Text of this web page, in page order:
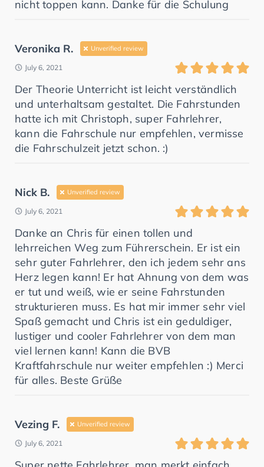
nicht toppen kann. Danke für die Schulung
Veronika R. Unverified review
July 6, 2021
Der Theorie Unterricht ist leicht verständlich
und unterhaltsam gestaltet. Die Fahrstunden
hatte ich mit Christoph, super Fahrlehrer,
kann die Fahrschule nur empfehlen, vermisse
die Fahrschulzeit jetzt schon. :)
Nick B. Unverified review
July 6, 2021
Danke an Chris für einen tollen und
lehrreichen Weg zum Führerschein. Er ist ein
sehr guter Fahrlehrer, den ich jedem sehr ans
Herz legen kann! Er hat Ahnung von dem was
er tut und weiß, wie er seine Fahrstunden
strukturieren muss. Es hat mir immer sehr viel
Spaß gemacht und Chris ist ein geduldiger,
lustiger und cooler Fahrlehrer von dem man
viel lernen kann! Kann die BVB
Kraftfahrschule nur weiter empfehlen :) Merci
für alles. Beste Grüße
Vezing F. Unverified review
July 6, 2021